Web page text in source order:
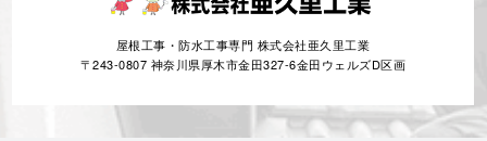
屋根工事・防水工事専門 株式会社亜久里工業
〒243-0807 神奈川県厚木市金田327-6金田ウェルズD区画